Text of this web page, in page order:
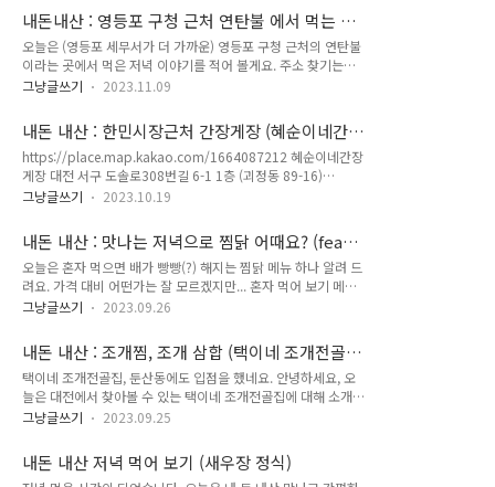
잘 익힌 수제비 매운탕을 먹었습니다. 이전 공주에서는 옆에..
보다는 덜한 느낌이었습니다. 그렇다고 해서 김윤석 배우님의 열
연을 추앙하지 않을 수는 없습니다. 뿐만 아니라, 중국어, 일본어
대사를 거부감 1도 느낄 수 없도록 열연해 주신 배우님들의 노고
을 깎아 내릴 용기도 없습니다. 노량 해전의 애절함은... 역사책
에서 보았던 것과 다름이 있기는 하겠으나, 조선을 지켜내고 백
의 애국심과 자신의 죽음을 앞에 두고도 이 전쟁의 끝을 지켜내
려고 하는 이순신 장군님의..
내돈내산 : 영등포 구청 근처 연탄불 에서 먹는 닭
갈비 구이
오늘은 (영등포 세무서가 더 가까운) 영등포 구청 근처의 연탄불
이라는 곳에서 먹은 저녁 이야기를 적어 볼게요. 주소 찾기는
https://place.map.kakao.com/20536028 연탄불서울 영등
1)place.map.kakao.com 음... 카카오맵에서 나오는 리뷰는
평균 수준이네요. 아무튼 1인 식사는 불가능할 듯 한 곳이기는
합니다. 1인이 왔는데도 첫 주문이 3인분이라는 알바님... 그나
마 사장님처럼 뵈는 분이 2인분은 먹어 보겠다고 했더니, 자리를
한쪽에 마련해 주셨습니다. 첫 주문은 3인분부터? 뭐 그래도 수
하나를 알아 두었는 데, 1시간가량의 빨래 시간이 필요하기도 해
서 저녁을 ..
그냥글쓰기 2023.11.09
내돈 내산 : 한민시장근처 간장게장 (혜순이네간장
게장)
https://place.map.kakao.com/1664087212 혜순이네간장
게장 대전 서구 도솔로308번길 6-1 1층 (괴정동 89-16)
place.map.kakao.com 오늘은 대전 한민시장 인근에 있는 맛
이기는 했습니다. 큰아이가 간장게장을 좋아 하기 탓(?)에 서울
에 사는 큰아이가 대전에 오면 찾아가는 간장게장 집입니다. 예
전에는 다른 맛집을 하나 가 보기는 했는 데, 이곳을 알게 되면서
부터는 다시는 그곳에 가지 않게 되었답니다. 이유는 딱 하나뿐
입니다. 맛나다. 알차다. 신선하다. ㅋ... 3개나 되네요... 이유가
수 있었습니다. 카카오맵에서는 혜순이네 간..
그냥글쓰기 2023.10.19
내돈 내산 : 맛나는 저녁으로 찜닭 어때요? (feat
동궁찜닭)
오늘은 혼자 먹으면 배가 빵빵(?) 해지는 찜닭 메뉴 하나 알려 드
려요. 가격 대비 어떤가는 잘 모르겠지만... 혼자 먹어 보기 메뉴
로 추천(?) 드려요. 동궁찜닭은 체인점인 듯 하니 주변에서 찾아
https://place.map.kakao.com/1536828643 동궁찜닭 영
등포점 서울 영등포구 선유동1로 15 1층 (양평동1가 77)
place.map.kakao.com 저는 프로젝트 땜시 와 서울 거주지 인
근에서 찾아보았답니다. 저녁을 챙겨 먹기는 그다지일 때 나쁘지
않은 선택인 듯합니다. 1회용 그릇의 비싸(?) 보이기는 하지만,
아래와 같은데... 혼자 먹기에는 한마리는 부담스러운 크기인..
그냥글쓰기 2023.09.26
내돈 내산 : 조개찜, 조개 삼합 (택이네 조개전골
이 둔산동에도 ...)
택이네 조개전골집, 둔산동에도 입점을 했네요. 안녕하세요, 오
늘은 대전에서 찾아볼 수 있는 택이네 조개전골집에 대해 소개해
드릴게요. 이곳은 신선한 조개와 다양한 해산물을 사용한 전골로
듯합니다. 위치와 분위기 택이네 조개전골집은 대전 서구 둔산동
에 위치해 있습니다. 주차장은 주변 도로에 주차를 해야 하는 불
그냥글쓰기 2023.09.25
내돈 내산 저녁 먹어 보기 (새우장 정식)